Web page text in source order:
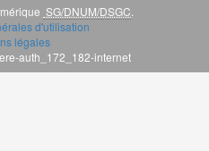
SG/DNUM/DSGC
d'utilisation
légales
auth_172_182-internet